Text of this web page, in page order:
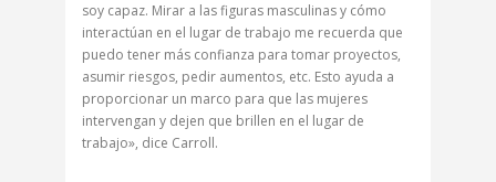
soy capaz. Mirar a las figuras masculinas y cómo
interactúan en el lugar de trabajo me recuerda que
puedo tener más confianza para tomar proyectos,
asumir riesgos, pedir aumentos, etc. Esto ayuda a
proporcionar un marco para que las mujeres
intervengan y dejen que brillen en el lugar de
trabajo», dice Carroll.